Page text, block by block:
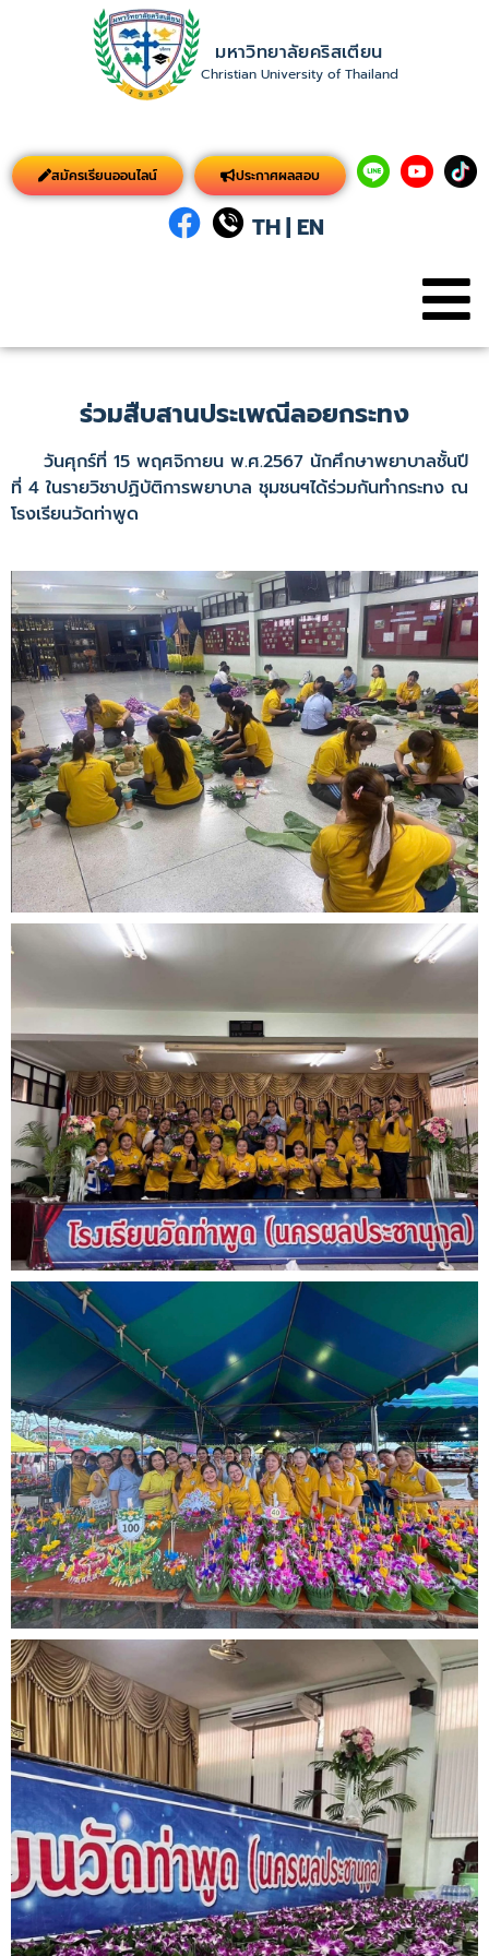
มหาวิทยาลัยคริสเตียน
Christian University of Thailand
สมัครเรียนออนไลน์ ประกาศผลสอบ
TH| EN
ร่วมสืบสานประเพณีลอยกระทง
วันศุกร์ที่ 15 พฤศจิกายน พ.ศ.2567 นักศึกษาพยาบาลชั้นปี
ที่ 4 ในรายวิชาปฏิบัติการพยาบาล ชุมชนฯได้ร่วมกันทำกระทง ณ
โรงเรียนวัดท่าพูด